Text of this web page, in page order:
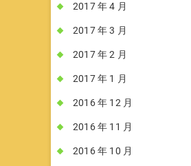
2017 年 4 月
2017 年 3 月
2017 年 2 月
2017 年 1 月
2016 年 12 月
2016 年 11 月
2016 年 10 月